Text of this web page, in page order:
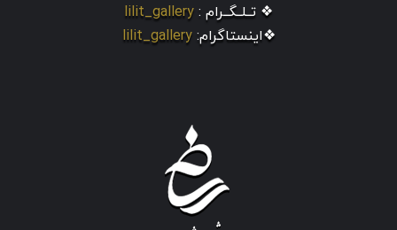
❖ تــلــگــرام : lilit_gallery
❖اینستاگرام: lilit_gallery